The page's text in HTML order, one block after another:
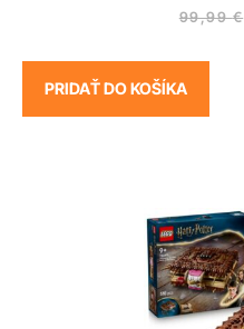
99,99€
PRIDAŤ DO KOŠÍKA